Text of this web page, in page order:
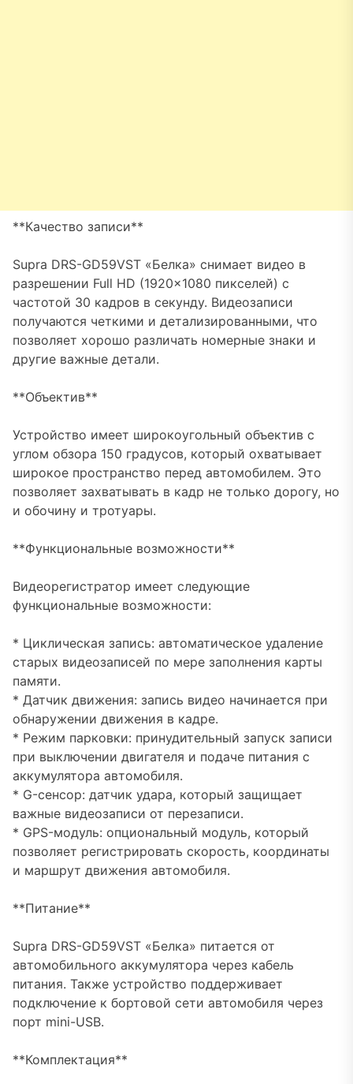
**Качество записи**
Supra DRS-GD59VST «Белка» снимает видео в
разрешении Full HD (1920×1080 пикселей) с
частотой 30 кадров в секунду. Видеозаписи
получаются четкими и детализированными, что
позволяет хорошо различать номерные знаки и
другие важные детали.
**Объектив**
Устройство имеет широкоугольный объектив с
углом обзора 150 градусов, который охватывает
широкое пространство перед автомобилем. Это
позволяет захватывать в кадр не только дорогу, но
и обочину и тротуары.
**Функциональные возможности**
Видеорегистратор имеет следующие
функциональные возможности:
* Циклическая запись: автоматическое удаление
старых видеозаписей по мере заполнения карты
памяти.
* Датчик движения: запись видео начинается при
обнаружении движения в кадре.
* Режим парковки: принудительный запуск записи
при выключении двигателя и подаче питания с
аккумулятора автомобиля.
* G-сенсор: датчик удара, который защищает
важные видеозаписи от перезаписи.
* GPS-модуль: опциональный модуль, который
позволяет регистрировать скорость, координаты
и маршрут движения автомобиля.
**Питание**
Supra DRS-GD59VST «Белка» питается от
автомобильного аккумулятора через кабель
питания. Также устройство поддерживает
подключение к бортовой сети автомобиля через
порт mini-USB.
**Комплектация**